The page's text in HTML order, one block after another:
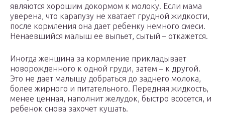
являются хорошим докормом к молоку. Если мама
уверена, что карапузу не хватает грудной жидкости,
после кормления она дает ребенку немного смеси.
Ненаевшийся малыш ее выпьет, сытый – откажется.
Иногда женщина за кормление прикладывает
новорожденного к одной груди, затем – к другой.
Это не дает малышу добраться до заднего молока,
более жирного и питательного. Передняя жидкость,
менее ценная, наполнит желудок, быстро всосется, и
ребенок снова захочет кушать.